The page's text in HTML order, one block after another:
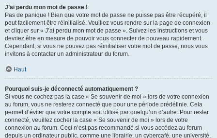
J’ai perdu mon mot de passe !
Pas de panique ! Bien que votre mot de passe ne puisse pas être récupéré, il
peut facilement être réinitialisé. Veuillez vous rendre sur la page de connexion
et cliquer sur « J’ai perdu mon mot de passe ». Suivez les instructions et vous
devriez être en mesure de pouvoir vous connecter de nouveau rapidement.
Cependant, si vous ne pouvez pas réinitialiser votre mot de passe, nous vous
invitons à contacter un administrateur du forum.
Haut
Pourquoi suis-je déconnecté automatiquement ?
Si vous ne cochez pas la case « Se souvenir de moi » lors de votre connexion
au forum, vous ne resterez connecté que pour une période prédéfinie. Cela
permet d’éviter que votre compte soit utilisé par quelqu’un d’autre. Pour rester
connecté, veuillez cocher la case « Se souvenir de moi » lors de votre
connexion au forum. Ceci n’est pas recommandé si vous accédez au forum
depuis un ordinateur public, comme une librairie, un cybercafé, une université,